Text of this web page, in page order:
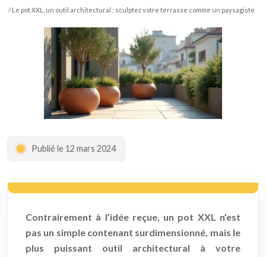
/ Le pot XXL, un outil architectural : sculptez votre terrasse comme un paysagiste
Publié le 12 mars 2024
Contrairement à l’idée reçue, un pot XXL n’est
pas un simple contenant surdimensionné, mais le
plus puissant outil architectural à votre